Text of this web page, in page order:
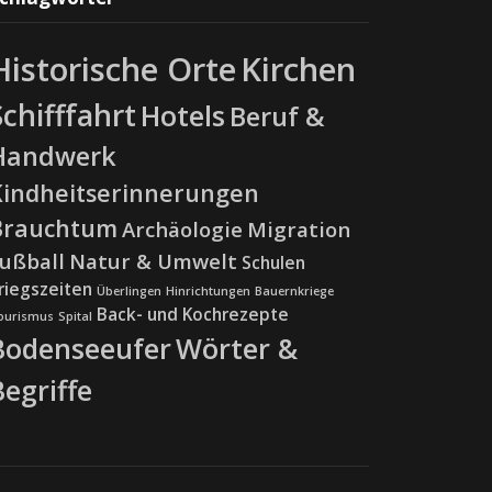
OrteKirchen
Hotels Beruf &
Archäologie Migration
Natur & Umwelt Schulen
Überlingen Hinrichtungen Bauernkriege
Spital Back- und Kochrezepte
Wörter &